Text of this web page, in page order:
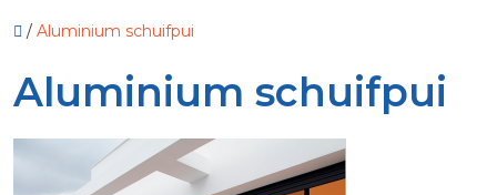
/ Aluminium schuifpui
Aluminium schuifpui